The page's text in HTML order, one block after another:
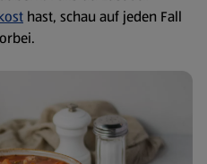
hast, schau auf jeden Fall